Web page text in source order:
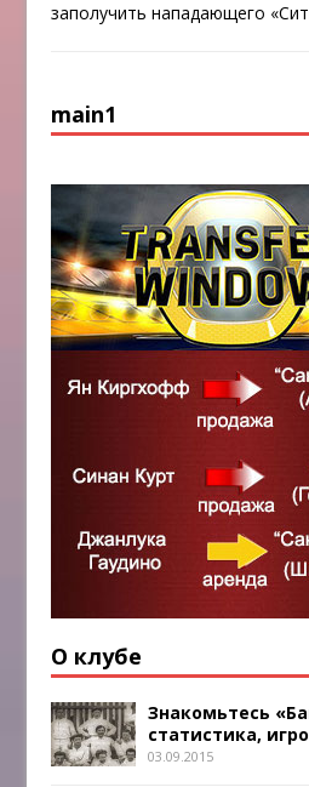
заполучить нападающего
main1
О клубе
Знакомьтесь
статистика,
03.09.2015